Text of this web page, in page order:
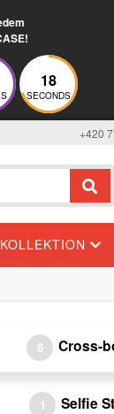
17
SECONDS
+420
KOLLEKTION
6 Cross-
1 Selfie